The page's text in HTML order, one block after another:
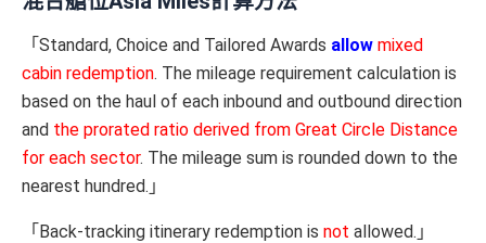
「Standard, Choice and Tailored Awards allow mixed
cabin redemption. The mileage requirement calculation is
based on the haul of each inbound and outbound direction
and the prorated ratio derived from Great Circle Distance
for each sector. The mileage sum is rounded down to the
nearest hundred.」
「Back-tracking itinerary redemption is not allowed.」